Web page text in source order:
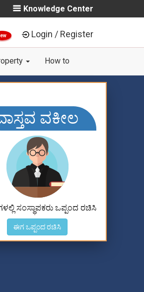
Knowledge Center
Login / Register
How to
ವಕೀಲ
ಸಂಸ್ಥಾಪಕರು ಒಪ್ಪಂದ ರಚಿಸಿ
ಈಗ ಒಪ್ಪಂದ ರಚಿಸಿ